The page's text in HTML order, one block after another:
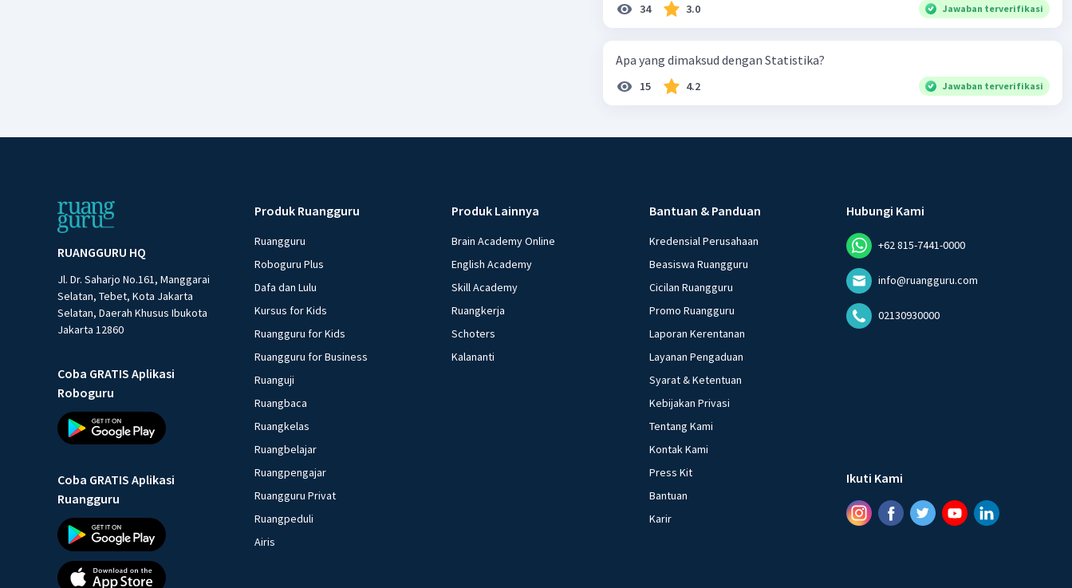
34 3.0 Jawaban terverifikasi
Apa yang dimaksud dengan Statistika?
15 4.2 Jawaban terverifikasi
RUANGGURU HQ
Jl. Dr. Saharjo No.161, Manggarai
Selatan, Tebet, Kota Jakarta
Selatan, Daerah Khusus Ibukota
Jakarta 12860
Coba GRATIS Aplikasi
Roboguru
Coba GRATIS Aplikasi
Ruangguru
Produk Ruangguru
Ruangguru
Roboguru Plus
Dafa dan Lulu
Kursus for Kids
Ruangguru for Kids
Ruangguru for Business
Ruanguji
Ruangbaca
Ruangkelas
Ruangbelajar
Ruangpengajar
Ruangguru Privat
Ruangpeduli
Airis
Produk Lainnya
Brain Academy Online
English Academy
Skill Academy
Ruangkerja
Schoters
Kalananti
Bantuan & Panduan
Kredensial Perusahaan
Beasiswa Ruangguru
Cicilan Ruangguru
Promo Ruangguru
Laporan Kerentanan
Layanan Pengaduan
Syarat & Ketentuan
Kebijakan Privasi
Tentang Kami
Kontak Kami
Press Kit
Bantuan
Karir
Hubungi Kami
+62 815-7441-0000
info@ruangguru.com
02130930000
Ikuti Kami